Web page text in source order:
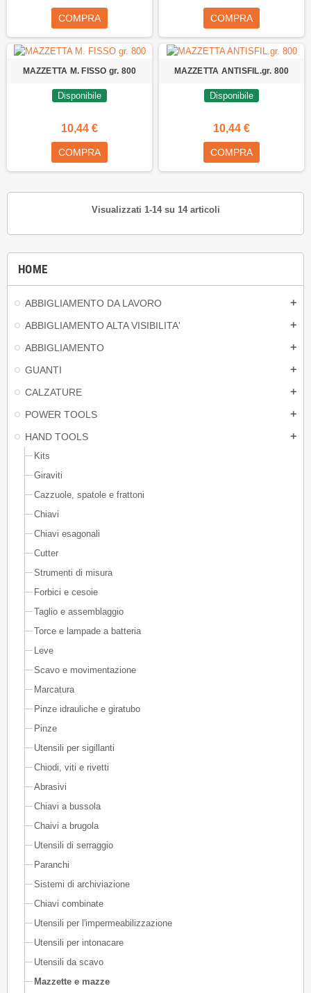
HOME
ABBIGLIAMENTO DA LAVORO add
ABBIGLIAMENTO ALTA VISIBILITA' add
ABBIGLIAMENTO add
GUANTI add
CALZATURE add
POWER TOOLS add
HAND TOOLS add
Kits
Giraviti
Cazzuole, spatole e frattoni
Chiavi
Chiavi esagonali
Cutter
Strumenti di misura
Forbici e cesoie
Taglio e assemblaggio
Torce e lampade a batteria
Leve
Scavo e movimentazione
Marcatura
Pinze idrauliche e giratubo
Pinze
Utensili per sigillanti
Chiodi, viti e rivetti
Abrasivi
Chiavi a bussola
Chaivi a brugola
Utensili di serraggio
Paranchi
Sistemi di archiviazione
Chiavi combinate
Utensili per l'impermeabilizzazione
Utensili per intonacare
Utensili da scavo
Mazzette e mazze
COMPRA COMPRA
MAZZETTA M. FISSO gr. 800
Disponibile
10,44 €
COMPRA
MAZZETTA ANTISFIL.gr. 800
Disponibile
10,44 €
COMPRA
Visualizzati 1-14 su 14 articoli